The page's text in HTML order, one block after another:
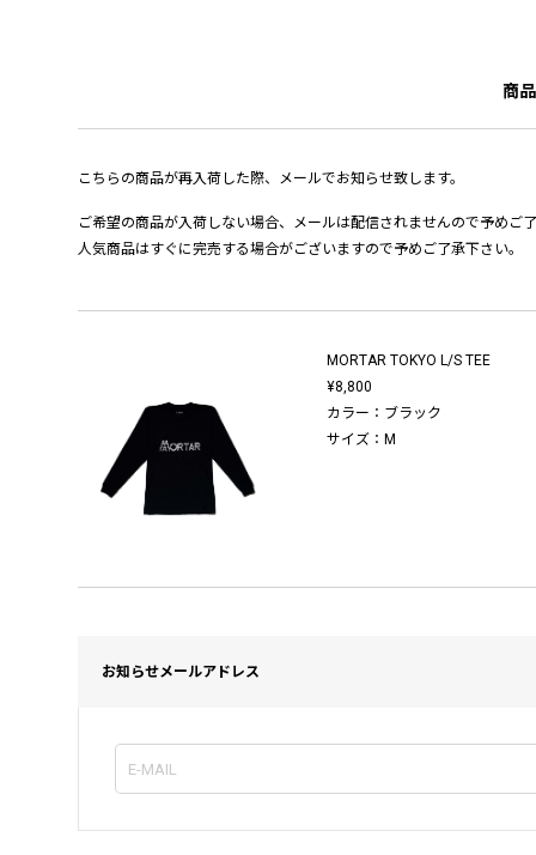
商
こちらの商品が再入荷した際、メールでお知らせ致します。
ご希望の商品が入荷しない場合、メールは配信されませんので予めご
人気商品はすぐに完売する場合がございますので予めご了承下さい。
MORTAR TOKYO L/S TEE
¥8,800
カラー：ブラック
サイズ：M
お知らせメールアドレス